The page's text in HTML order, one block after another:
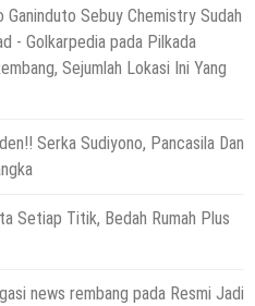
Sebuy Chemistry Sudah
- Golkarpedia pada Pilkada
Sejumlah Lokasi Ini Yang
Serka Sudiyono, Pancasila Dan
Setiap Titik, Bedah Rumah Plus
news rembang pada Resmi Jadi